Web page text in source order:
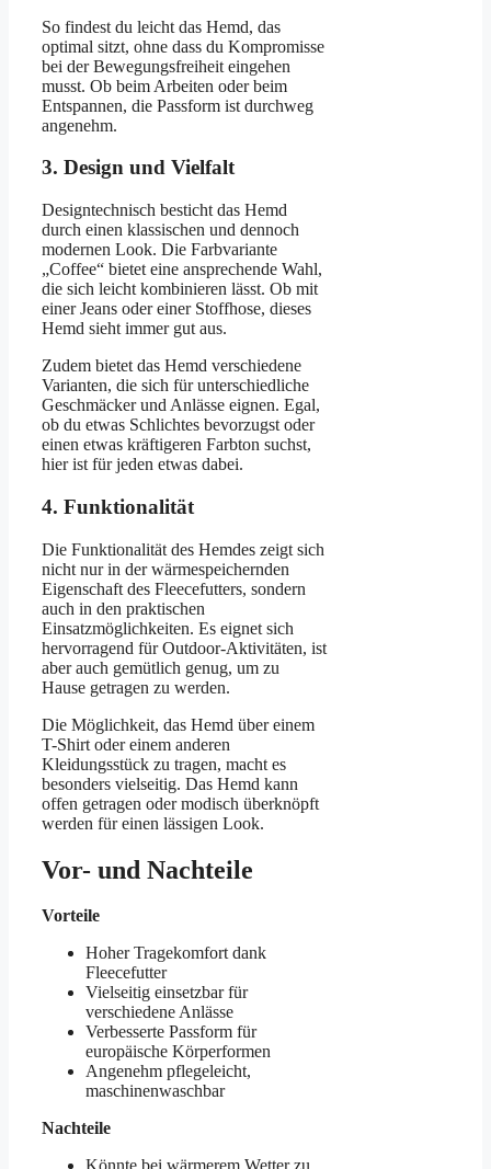
So findest du leicht das Hemd, das
optimal sitzt, ohne dass du Kompromisse
bei der Bewegungsfreiheit eingehen
musst. Ob beim Arbeiten oder beim
Entspannen, die Passform ist durchweg
angenehm.
3. Design und Vielfalt
Designtechnisch besticht das Hemd
durch einen klassischen und dennoch
modernen Look. Die Farbvariante
„Coffee“ bietet eine ansprechende Wahl,
die sich leicht kombinieren lässt. Ob mit
einer Jeans oder einer Stoffhose, dieses
Hemd sieht immer gut aus.
Zudem bietet das Hemd verschiedene
Varianten, die sich für unterschiedliche
Geschmäcker und Anlässe eignen. Egal,
ob du etwas Schlichtes bevorzugst oder
einen etwas kräftigeren Farbton suchst,
hier ist für jeden etwas dabei.
4. Funktionalität
Die Funktionalität des Hemdes zeigt sich
nicht nur in der wärmespeichernden
Eigenschaft des Fleecefutters, sondern
auch in den praktischen
Einsatzmöglichkeiten. Es eignet sich
hervorragend für Outdoor-Aktivitäten, ist
aber auch gemütlich genug, um zu
Hause getragen zu werden.
Die Möglichkeit, das Hemd über einem
T-Shirt oder einem anderen
Kleidungsstück zu tragen, macht es
besonders vielseitig. Das Hemd kann
offen getragen oder modisch überknöpft
werden für einen lässigen Look.
Vor- und Nachteile
Vorteile
Hoher Tragekomfort dank
Fleecefutter
Vielseitig einsetzbar für
verschiedene Anlässe
Verbesserte Passform für
europäische Körperformen
Angenehm pflegeleicht,
maschinenwaschbar
Nachteile